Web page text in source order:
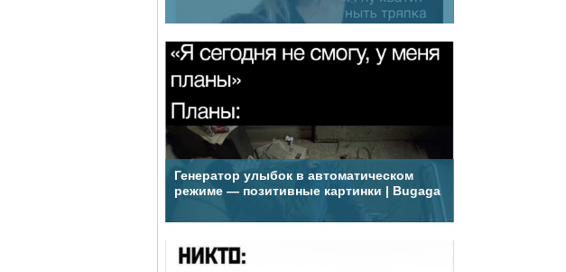
Генератор улыбок в автоматическом
режиме — позитивные картинки | Bugaga